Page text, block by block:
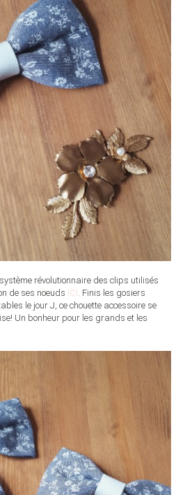
révolutionnaire des clips utilisés
de ses noeuds ICI. Finis les gosiers
le jour J, ce chouette accessoire se
Un bonheur pour les grands et les